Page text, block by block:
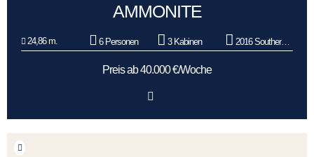
AMMONITE
24,86 m. 6 Personen 3 Kabinen 2016 Southern Wind Shipyard
Preis ab 40.000 €/Woche